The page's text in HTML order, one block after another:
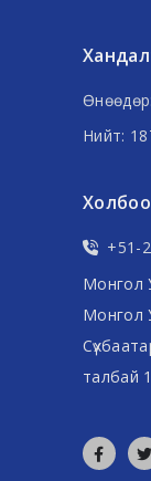
Нийт:
+51-
Монгол
Монгол
талбай